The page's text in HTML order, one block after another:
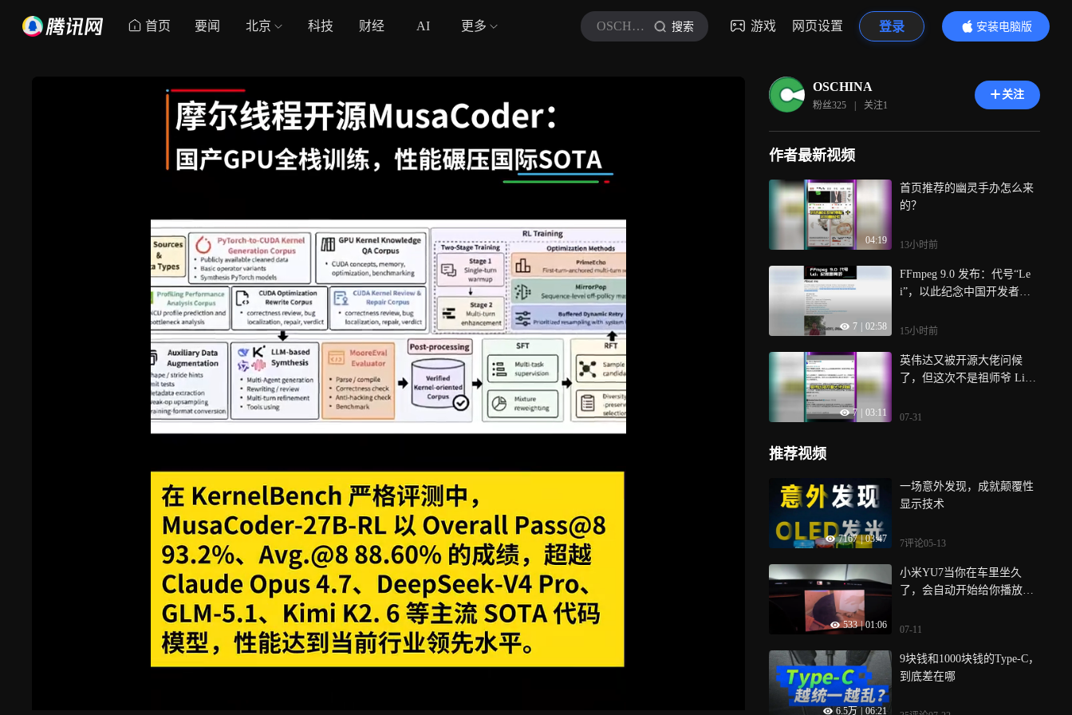
首页 要闻 北京 科技 财经 AI 更多 OSCHINA 搜索 游戏 网页设置 登录
安装电脑版
内容更精彩
OSCHINA
粉丝325 | 关注1
关注
作者最新视频
04:19
首页推荐的幽灵手办怎么来
的？
13小时前
7 02:58
FFmpeg 9.0 发布：代号“Le
i”，以此纪念中国开发者雷
15小时前
7 03:11
英伟达又被开源大佬问候
了，但这次不是祖师爷 Linus
07-31
推荐视频
7167 | 03:47
一场意外发现，成就颠覆性
显示技术
7评论05-13
533 | 01:06
小米YU7当你在车里坐久
了，会自动开始给你播放摄
功能，忽然出现还挺惊喜
07-11
6.5万 06:21
9块钱和1000块钱的Type-C，
到底差在哪